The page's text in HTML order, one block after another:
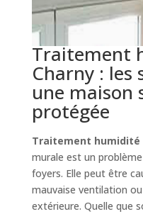
Traitement
Charny :
une maison
protégée
Traitement humidité
murale est un
foyers. Elle peut être
mauvaise ventilation
extérieure. Quelle que